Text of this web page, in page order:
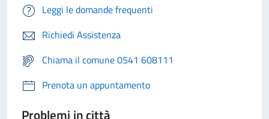
Leggi le domande frequenti
Richiedi Assistenza
Chiama il comune 0541 608111
Prenota un appuntamento
Problemi in città